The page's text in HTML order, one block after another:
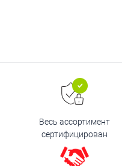
Весь ассортимент
сертифицирован